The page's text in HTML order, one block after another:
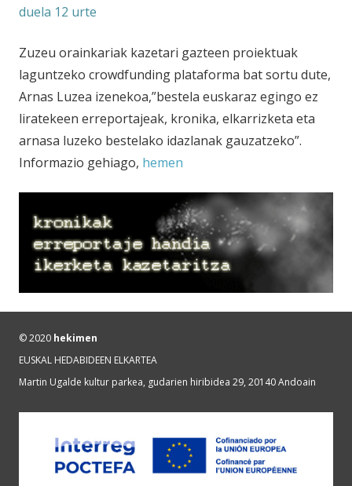
duela 12 urte
Zuzeu orainkariak kazetari gazteen proiektuak
laguntzeko crowdfunding plataforma bat sortu dute,
Arnas Luzea izenekoa,”bestela euskaraz egingo ez
liratekeen erreportajeak, kronika, elkarrizketa eta
arnasa luzeko bestelako idazlanak gauzatzeko”.
Informazio gehiago, hemen
© 2020 hekimen
EUSKAL HEDABIDEEN ELKARTEA
Martin Ugalde kultur parkea, gudarien hiribidea 29, 20140 Andoain